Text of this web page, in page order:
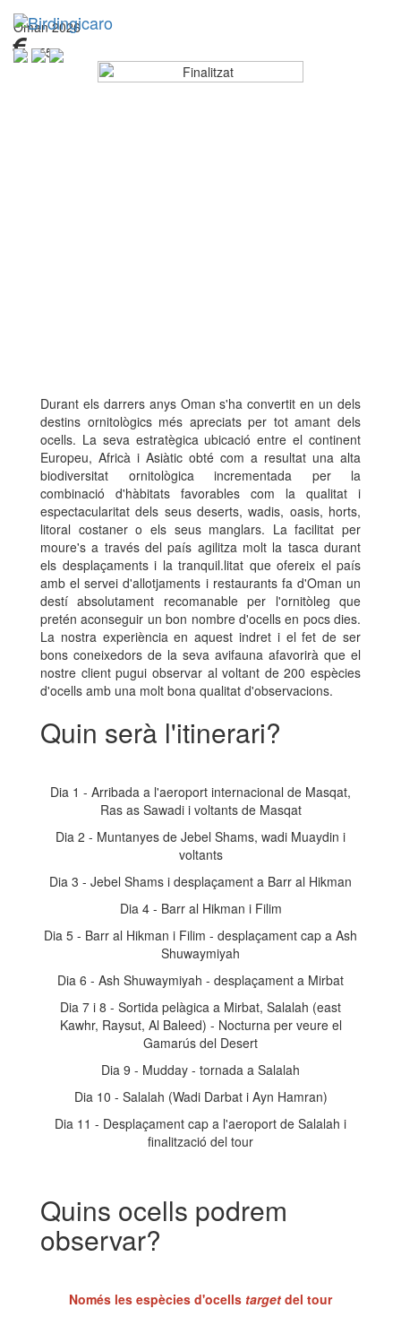
Oman 2026
2550
Durant els darrers anys Oman s'ha convertit en un dels
destins ornitològics més apreciats per tot amant dels
ocells. La seva estratègica ubicació entre el continent
Europeu, Africà i Asiàtic obté com a resultat una alta
biodiversitat ornitològica incrementada per la
combinació d'hàbitats favorables com la qualitat i
espectacularitat dels seus deserts, wadis, oasis, horts,
litoral costaner o els seus manglars. La facilitat per
moure's a través del país agilitza molt la tasca durant
els desplaçaments i la tranquil.litat que ofereix el país
amb el servei d'allotjaments i restaurants fa d'Oman un
destí absolutament recomanable per l'ornitòleg que
pretén aconseguir un bon nombre d'ocells en pocs dies.
La nostra experiència en aquest indret i el fet de ser
bons coneixedors de la seva avifauna afavorirà que el
nostre client pugui observar al voltant de 200 espècies
d'ocells amb una molt bona qualitat d'observacions.
Quin serà l'itinerari?
Dia 1 - Arribada a l'aeroport internacional de Masqat,
Ras as Sawadi i voltants de Masqat
Dia 2 - Muntanyes de Jebel Shams, wadi Muaydin i
voltants
Dia 3 - Jebel Shams i desplaçament a Barr al Hikman
Dia 4 - Barr al Hikman i Filim
Dia 5 - Barr al Hikman i Filim - desplaçament cap a Ash
Shuwaymiyah
Dia 6 - Ash Shuwaymiyah - desplaçament a Mirbat
Dia 7 i 8 - Sortida pelàgica a Mirbat, Salalah (east
Kawhr, Raysut, Al Baleed) - Nocturna per veure el
Gamarús del Desert
Dia 9 - Mudday - tornada a Salalah
Dia 10 - Salalah (Wadi Darbat i Ayn Hamran)
Dia 11 - Desplaçament cap a l'aeroport de Salalah i
finalització del tour
Quins ocells podrem
observar?
Només les espècies d'ocells target del tour